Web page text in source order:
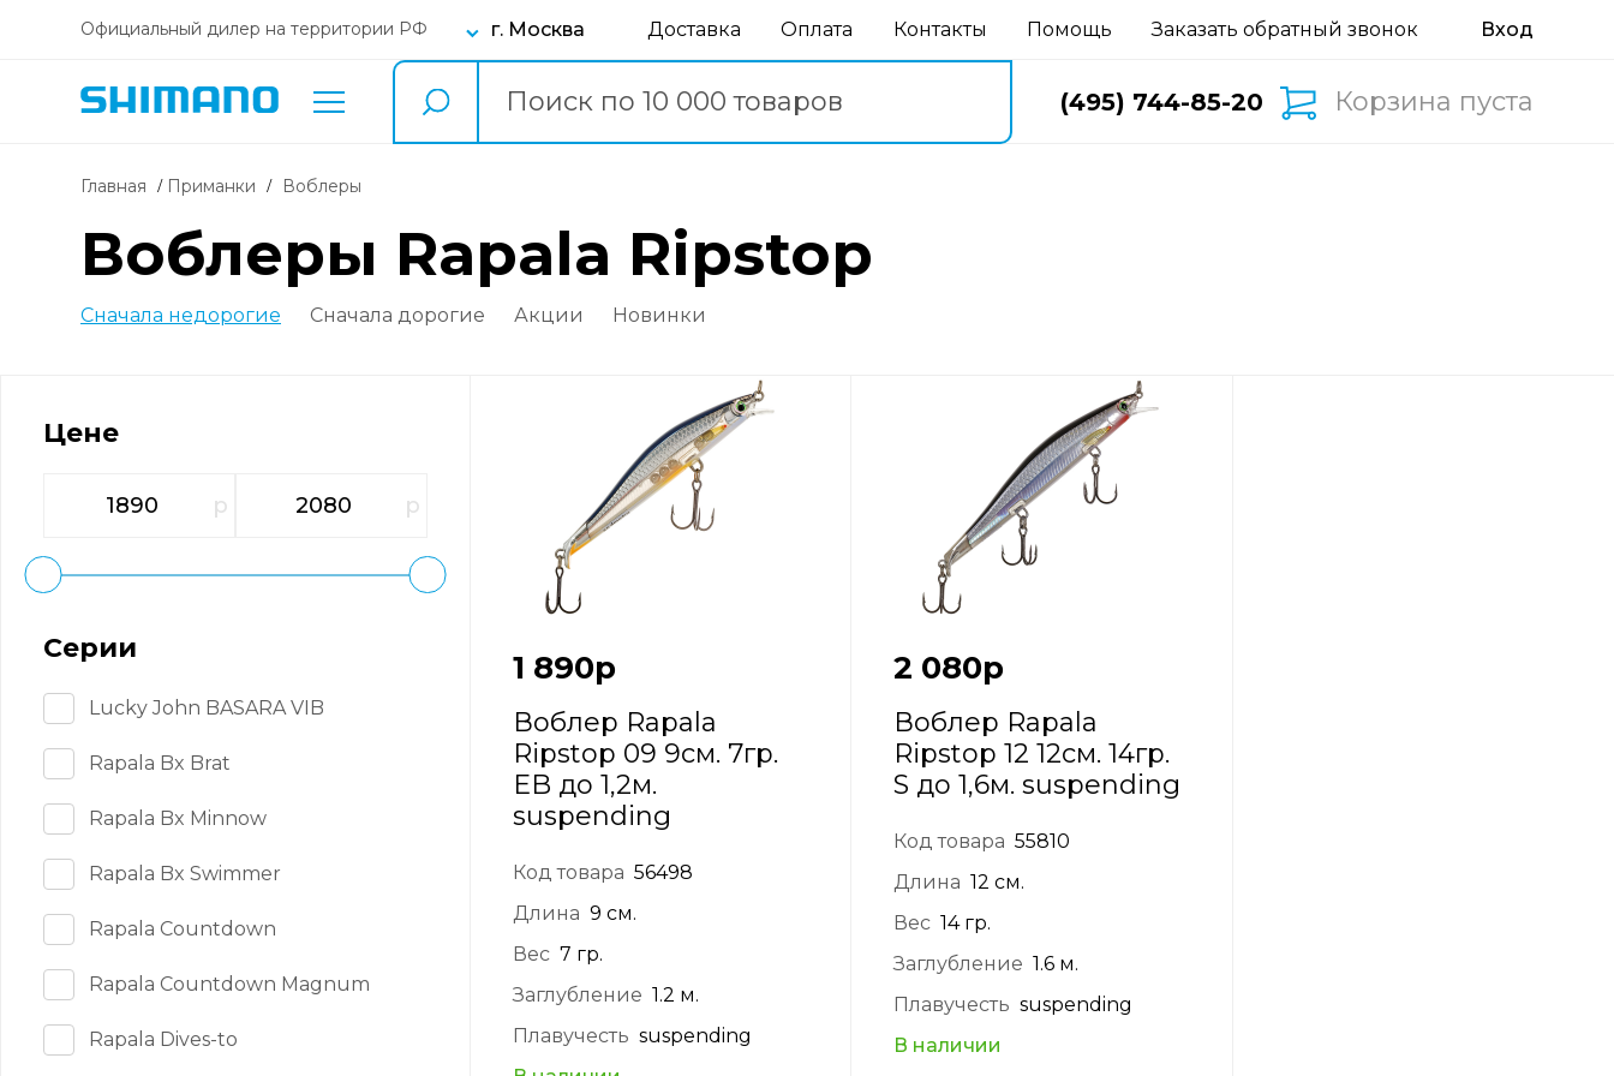
Официальный дилер на территории РФ г. Москва Доставка Оплата Контакты Помощь Заказать обратный звонок
(495) 744-85-20 Корзина пуста
Главная Приманки воблеры
воблеры Rapala Ripstop
Сначала недорогие Сначала дорогие Акции Новинки
Цене
р р
Серии
Lucky John BASARA VIB
Rapala Bx Brat
Rapala Bx Minnow
Rapala Bx Swimmer
Rapala Countdown
Rapala Countdown Magnum
Rapala Dives-to
1 890р
Воблер Rapala
Ripstop 09 9см. 7гр.
EB до 1,2м.
suspending
Код товара 56498
Длина 9 см.
Вес 7 гр.
Заглубление 1.2 м.
Плавучесть suspending
2 080р
Воблер Rapala
Ripstop 12 12см. 14гр.
S до 1,6м. suspending
Код товара 55810
Длина 12 см.
Вес 14 гр.
Заглубление 1.6 м.
Плавучесть suspending
В наличии